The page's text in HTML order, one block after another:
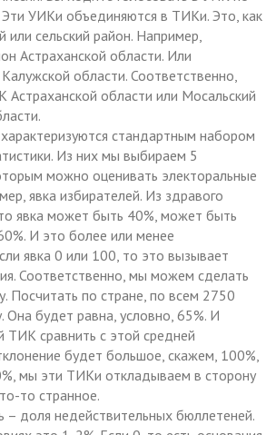
Эти УИКи объединяются в ТИКи. Это, как
или сельский район. Например,
Астраханской области. Или
области. Соответственно,
Астраханской области или Мосальский
стандартным набором
Из них мы выбираем 5
можно оценивать электоральные
явка избирателей. Из здравого
явка может быть 40%, может быть
И это более или менее
явка 0 или 100, то это вызывает
Соответственно, мы можем сделать
Посчитать по стране, по всем 2750
будет равна, условно, 65%. И
сравнить с этой средней
будет большое, скажем, 100%,
мы эти ТИКи откладываем в сторону
то странное.
– доля недействительных бюллетеней.